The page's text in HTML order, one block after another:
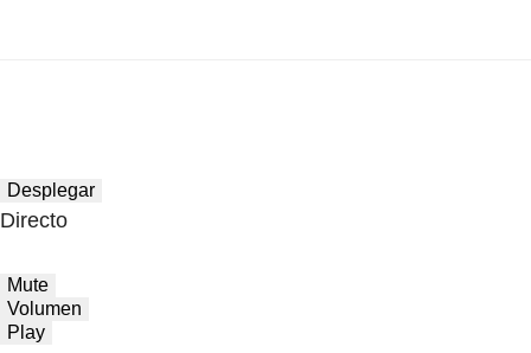
Desplegar
Directo
Mute
Volumen
Play